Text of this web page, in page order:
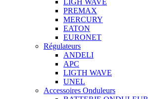
PREMAX
MERCURY
EATON
EURONET
Régulateurs
ANDELI
APC
LIGTH WAVE
UNEL
Accessoires Onduleurs